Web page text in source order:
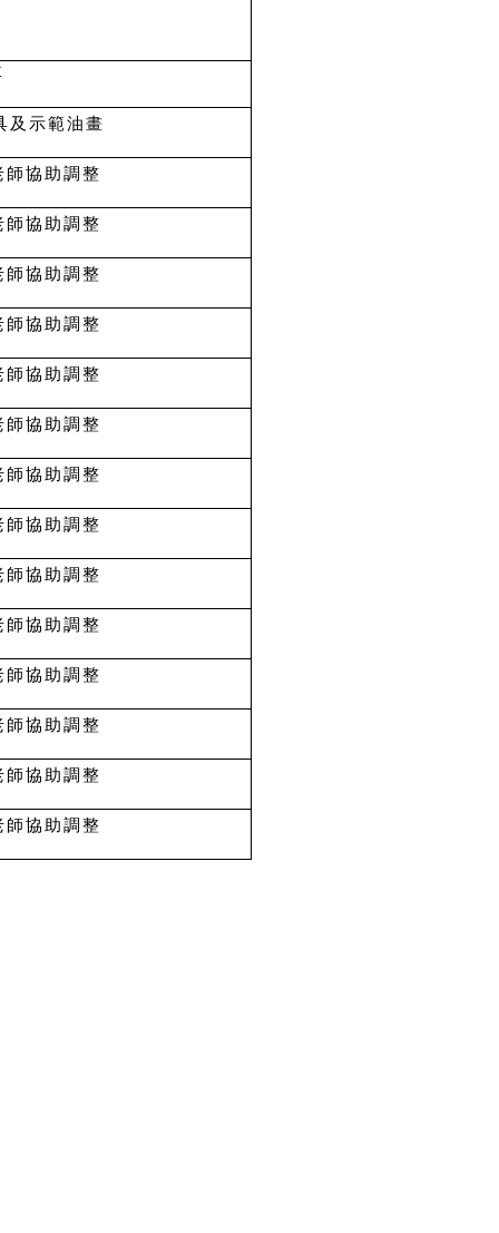
及示範油畫
協助調整
協助調整
協助調整
協助調整
協助調整
協助調整
協助調整
協助調整
協助調整
協助調整
協助調整
協助調整
協助調整
協助調整